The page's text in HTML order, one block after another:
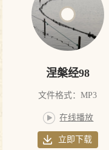
涅槃经98
文件格式：MP3
在线播放
立即下载